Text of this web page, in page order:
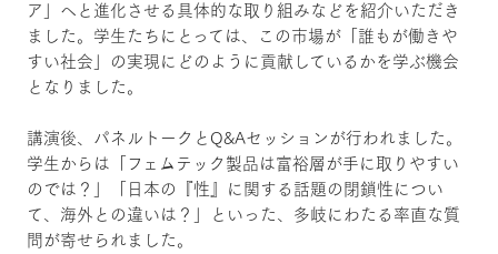
ア」へと進化させる具体的な取り組みなどを紹介いただき
ました。学生たちにとっては、この市場が「誰もが働きや
すい社会」の実現にどのように貢献しているかを学ぶ機会
となりました。
講演後、パネルトークとQ&Aセッションが行われました。
学生からは「フェムテック製品は富裕層が手に取りやすい
のでは？」「日本の『性』に関する話題の閉鎖性につい
て、海外との違いは？」といった、多岐にわたる率直な質
問が寄せられました。